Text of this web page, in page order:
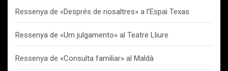
Ressenya de «Després de nosaltres» a l’Espai Texas
Ressenya de «Um julgamento» al Teatre Lliure
Ressenya de «Consulta familiar» al Maldà